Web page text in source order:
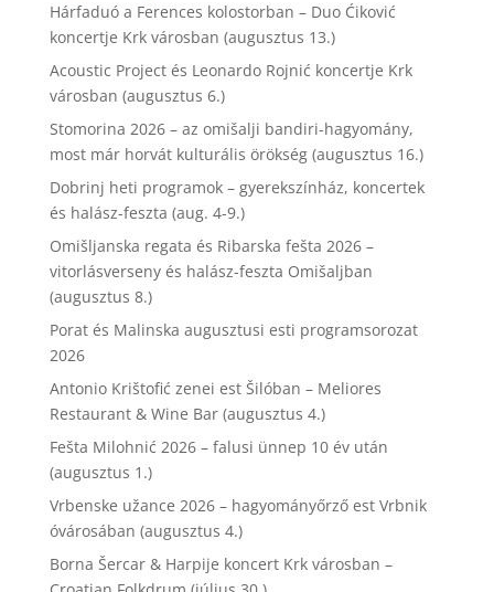
Hárfaduó a Ferences kolostorban – Duo Ćiković
koncertje Krk városban (augusztus 13.)
Acoustic Project és Leonardo Rojnić koncertje Krk
városban (augusztus 6.)
Stomorina 2026 – az omišalji bandiri-hagyomány,
most már horvát kulturális örökség (augusztus 16.)
Dobrinj heti programok – gyerekszínház, koncertek
és halász-feszta (aug. 4-9.)
Omišljanska regata és Ribarska fešta 2026 –
vitorlásverseny és halász-feszta Omišaljban
(augusztus 8.)
Porat és Malinska augusztusi esti programsorozat
2026
Antonio Krištofić zenei est Šilóban – Meliores
Restaurant & Wine Bar (augusztus 4.)
Fešta Milohnić 2026 – falusi ünnep 10 év után
(augusztus 1.)
Vrbenske užance 2026 – hagyományőrző est Vrbnik
óvárosában (augusztus 4.)
Borna Šercar & Harpije koncert Krk városban –